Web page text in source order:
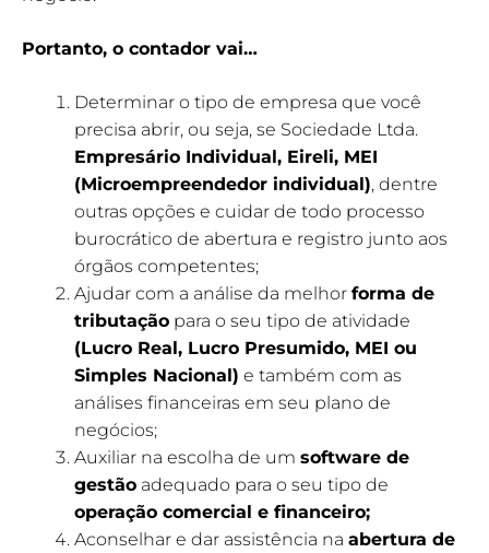
Portanto, o contador vai…
Determinar o tipo de empresa que você
precisa abrir, ou seja, se Sociedade Ltda.
Empresário Individual, Eireli, MEI
(Microempreendedor individual), dentre
outras opções e cuidar de todo processo
burocrático de abertura e registro junto aos
órgãos competentes;
Ajudar com a análise da melhor forma de
tributação para o seu tipo de atividade
(Lucro Real, Lucro Presumido, MEI ou
Simples Nacional) e também com as
análises financeiras em seu plano de
negócios;
Auxiliar na escolha de um software de
gestão adequado para o seu tipo de
operação comercial e financeiro;
Aconselhar e dar assistência na abertura de